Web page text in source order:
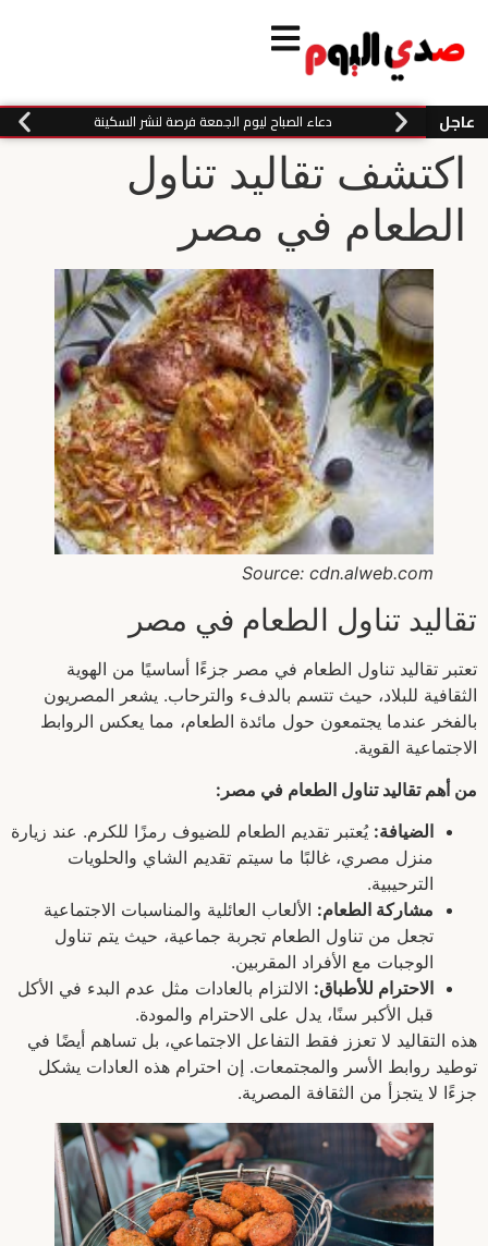
عاجل دعاء الصباح ليوم الجمعة فرصة لنشر السكينة
اكتشف تقاليد تناول
الطعام في مصر
Source: cdn.alweb.com
تقاليد تناول الطعام في مصر
تعتبر تقاليد تناول الطعام في مصر جزءًا أساسيًا من الهوية
الثقافية للبلاد، حيث تتسم بالدفء والترحاب. يشعر المصريون
بالفخر عندما يجتمعون حول مائدة الطعام، مما يعكس الروابط
الاجتماعية القوية.
من أهم تقاليد تناول الطعام في مصر:
الضيافة: يُعتبر تقديم الطعام للضيوف رمزًا للكرم. عند زيارة
منزل مصري، غالبًا ما سيتم تقديم الشاي والحلويات
الترحيبية.
مشاركة الطعام: الألعاب العائلية والمناسبات الاجتماعية
تجعل من تناول الطعام تجربة جماعية، حيث يتم تناول
الوجبات مع الأفراد المقربين.
الاحترام للأطباق: الالتزام بالعادات مثل عدم البدء في الأكل
قبل الأكبر سنًا، يدل على الاحترام والمودة.
هذه التقاليد لا تعزز فقط التفاعل الاجتماعي، بل تساهم أيضًا في
توطيد روابط الأسر والمجتمعات. إن احترام هذه العادات يشكل
جزءًا لا يتجزأ من الثقافة المصرية.